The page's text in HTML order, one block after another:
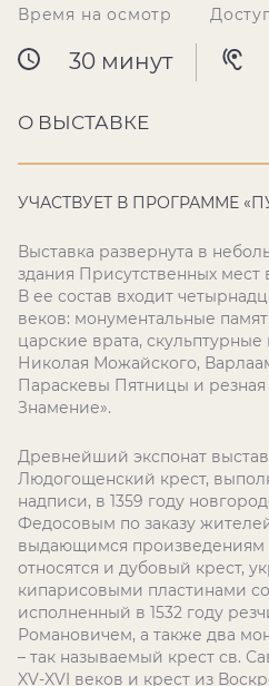
Время на осмотр
30 минут
О ВЫСТАВКЕ
УЧАСТВУЕТ В ПРОГРАММЕ
Выставка развернута в
здания Присутственных
В ее состав входит
веков: монументальные
царские врата,
Николая Можайского,
Параскевы Пятницы и резная
Знамение».
Древнейший экспонат
Людогощенский крест,
надписи, в 1359 году
Федосовым по заказу
выдающимся произведениям
относятся и дубовый крест,
кипарисовыми пластинами
исполненный в 1532 году
Романовичем, а также два
– так называемый крест св.
XV-XVI веков и крест из